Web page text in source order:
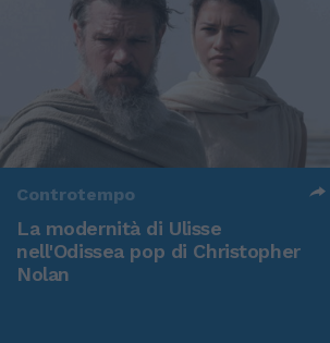
Controtempo
La modernità di Ulisse
nell'Odissea pop di Christopher
Nolan